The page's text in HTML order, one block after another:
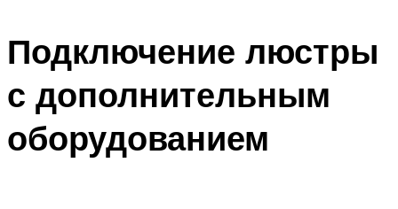
Подключение люстры
с дополнительным
оборудованием